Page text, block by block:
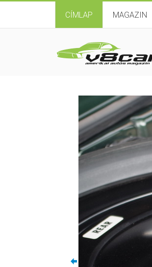
CÍMLAP MAGAZIN